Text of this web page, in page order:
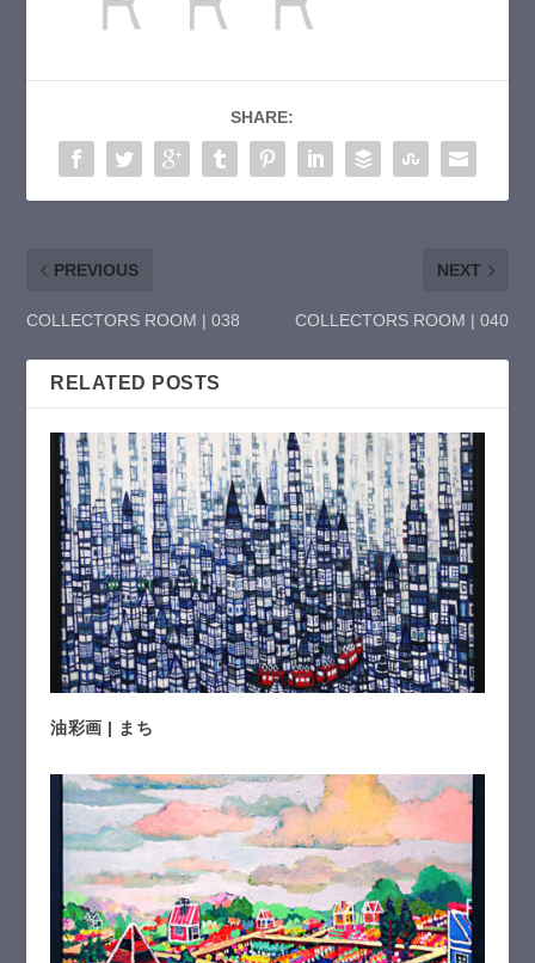
SHARE:
PREVIOUS
COLLECTORS ROOM | 038
NEXT
COLLECTORS ROOM | 040
RELATED POSTS
油彩画 | まち